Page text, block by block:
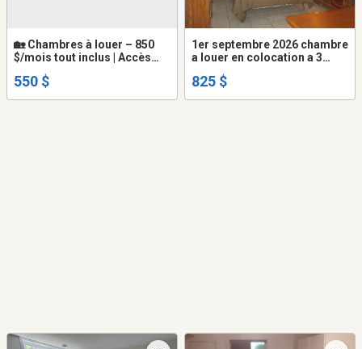
🏡 Chambres à louer – 850
$/mois tout inclus | Accès
550 $
1er septembre 2026 chambre
a louer en colocation a 3
825 $